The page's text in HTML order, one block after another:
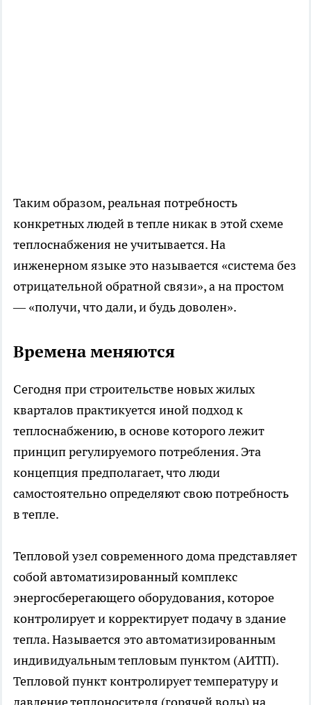
Таким образом, реальная потребность
конкретных людей в тепле никак в этой схеме
теплоснабжения не учитывается. На
инженерном языке это называется «система без
отрицательной обратной связи», а на простом
— «получи, что дали, и будь доволен».
Времена меняются
Сегодня при строительстве новых жилых
кварталов практикуется иной подход к
теплоснабжению, в основе которого лежит
принцип регулируемого потребления. Эта
концепция предполагает, что люди
самостоятельно определяют свою потребность
в тепле.
Тепловой узел современного дома представляет
собой автоматизированный комплекс
энергосберегающего оборудования, которое
контролирует и корректирует подачу в здание
тепла. Называется это автоматизированным
индивидуальным тепловым пунктом (АИТП).
Тепловой пункт контролирует температуру и